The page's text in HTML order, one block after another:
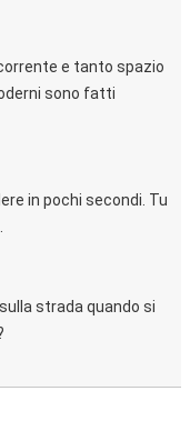
e tanto spazio
sono fatti
in pochi secondi. Tu
strada quando si